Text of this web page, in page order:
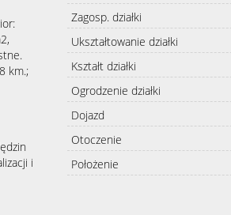
km.;
i
Zagosp. działki
Ukształtowanie działki
Kształt działki
Ogrodzenie działki
Dojazd
Otoczenie
Położenie